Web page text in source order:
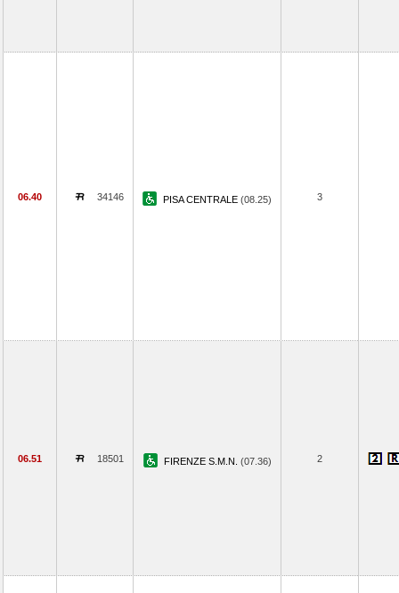
06.40 34146 PISA CENTRALE (08.25) 3
06.51 18501 FIRENZE S.M.N. (07.36) 2